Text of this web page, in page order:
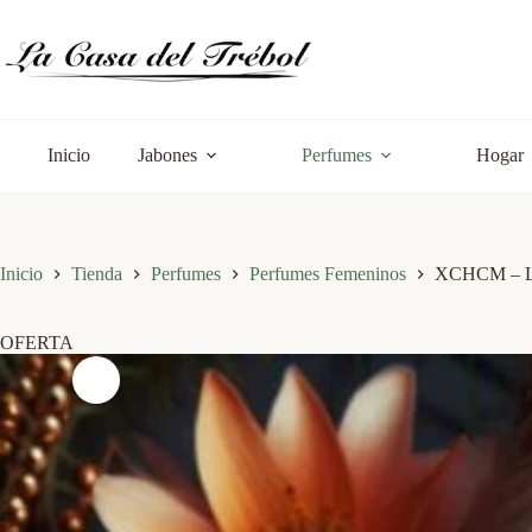
contenido
Inicio Jabones Perfumes Hogar
Inicio Tienda Perfumes Perfumes Femeninos XCHCM –
OFERTA